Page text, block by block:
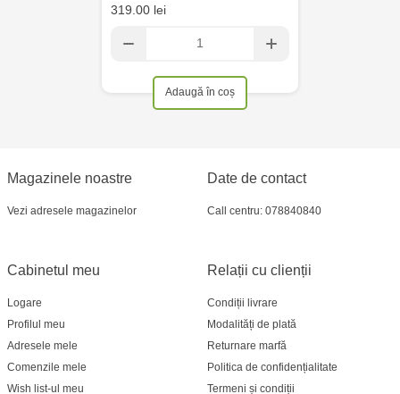
319.00 lei
Adaugă în coș
Magazinele noastre
Vezi adresele magazinelor
Relații cu clienții
Condiții livrare
Modalități de plată
Returnare marfă
Politica de confidențialitate
Termeni și condiții
Cabinetul meu
Logare
Profilul meu
Adresele mele
Comenzile mele
Wish list-ul meu
Date de contact
Call centru: 078840840